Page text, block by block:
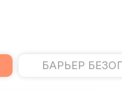
БАРЬЕР